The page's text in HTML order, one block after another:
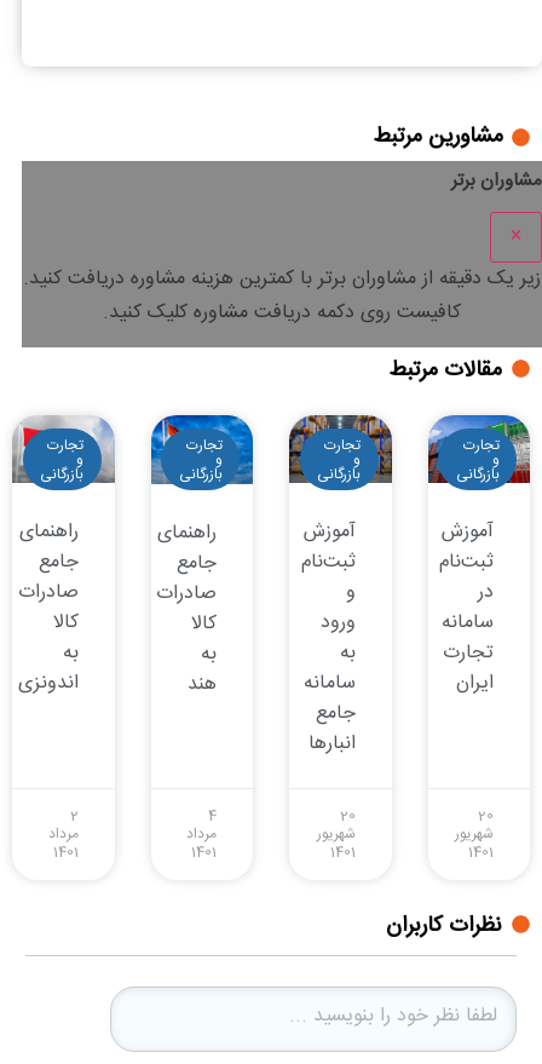
مشاورین مرتبط
مشاوران برتر
×
زیر یک دقیقه از مشاوران برتر باکمترین هزینه مشاوره دریافت کنید.
کافیست روی دکمه دریافت مشاوره کلیک کنید.
مقالات مرتبط
تجارت
و
بازرگانی
آموزش
ثبت‌نام
در
سامانه
تجارت
ایران
20
شهریور
1401
تجارت
و
بازرگانی
آموزش
ثبت‌نام
و
ورود
به
سامانه
جامع
انبارها
20
شهریور
1401
تجارت
و
بازرگانی
راهنمای
جامع
صادرات
کالا
به
هند
4
مرداد
1401
تجارت
و
بازرگانی
راهنمای
جامع
صادرات
کالا
به
اندونزی
2
مرداد
1401
نظرات کاربران